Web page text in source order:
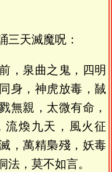
三天滅魔呪：
，泉曲之鬼，四明
身，神虎放毒，馘
無親，太微有命，
流煥九天，風火征
，萬精梟殘，妖毒
法，莫不如言。